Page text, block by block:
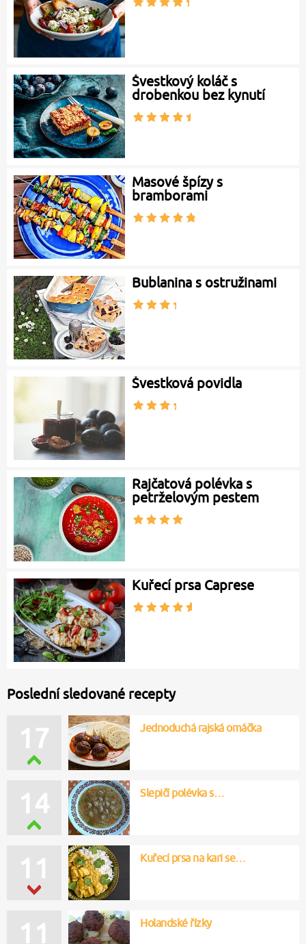
Švestkový koláč s
drobenkou bez kynutí
Masové špízy s
bramborami
Bublanina s ostružinami
Švestková povidla
Rajčatová polévka s
petrželovým pestem
Kuřecí prsa Caprese
Poslední sledované recepty
17 Jednoduchá rajská omáčka
14 Slepičí polévka s…
11 Kuřecí prsa na kari se…
11 Holandské řízky